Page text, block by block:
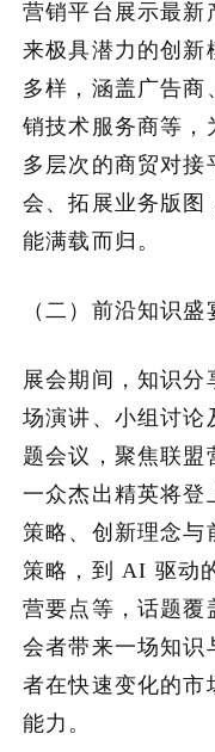
营销平台展示最新
来极具潜力的创新
多样，涵盖广告商
销技术服务商等，
多层次的商贸对接
会、拓展业务版图
能满载而归。
（二）前沿知识盛
展会期间，知识
场演讲、小组讨论
题会议，聚焦联盟
一众杰出精英将登
策略、创新理念与
策略，到 AI 驱动
营要点等，话题覆
会者带来一场知识
者在快速变化的市
能力。